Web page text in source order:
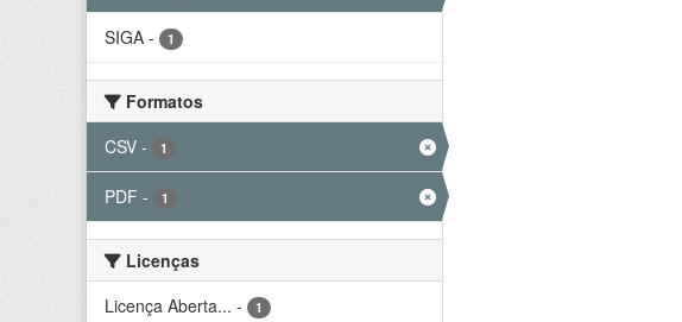
SIGA - 1
Formatos
CSV - 1
PDF - 1
Licenças
Licença Aberta... - 1